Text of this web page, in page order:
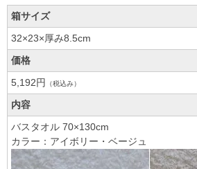
箱サイズ
32×23×厚み8.5cm
価格
5,192円
（税込み）
内容
バスタオル 70×130cm
カラー：アイボリー・ベージュ